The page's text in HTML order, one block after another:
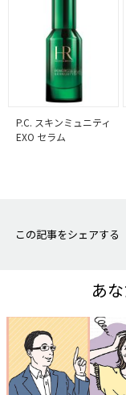
P.C. スキンミュニティ
EXO セラム
この記事をシェアする
あ